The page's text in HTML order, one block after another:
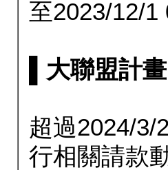
至2023/12/1
▌大聯盟計
超過2024/3/
行相關請款